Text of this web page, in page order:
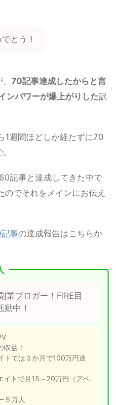
とう！
70記事達成したからと言
ンパワーが爆上がりした訳
1週間ほどしか経たずに70
記事と達成してきた中で
でそれをメインにお伝え
事の達成報告はこちらか
業ブロガー！FIRE目
動中！
収益！
トでは３か月で100万円達
イトで月15～20万円（アベ
５万人